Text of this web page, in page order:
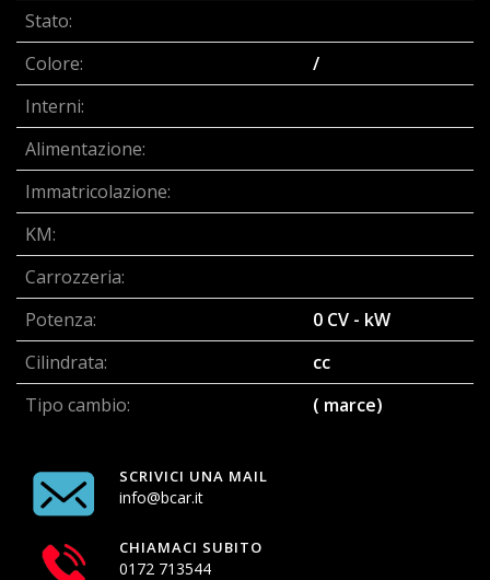
Stato:
Colore:
/
Interni:
Alimentazione:
Immatricolazione:
KM:
Carrozzeria:
Potenza:
0 CV - kW
Cilindrata:
cc
Tipo cambio:
( marce)
SCRIVICI UNA MAIL
info@bcar.it
CHIAMACI SUBITO
0172 713544